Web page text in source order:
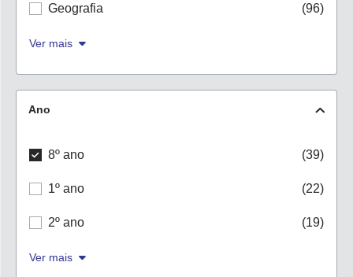
Geografia (96)
Ver mais
Ano
8º ano (39)
1º ano (22)
2º ano (19)
Ver mais